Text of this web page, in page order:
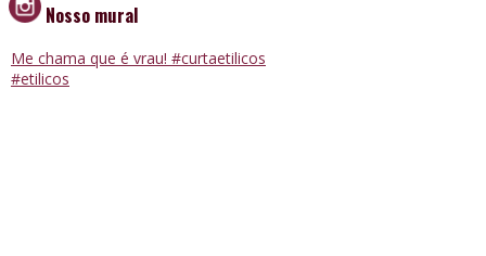
Nosso mural
Me chama que é vrau! #curtaetilicos
#etilicos